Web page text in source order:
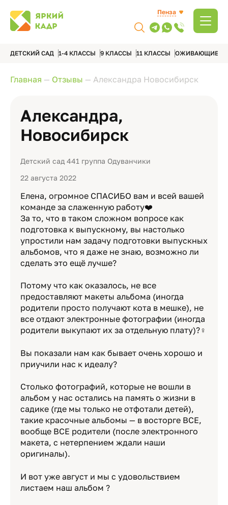
Пенза
ДЕТСКИЙ САД 1-4 КЛАССЫ 9 КЛАССЫ 11 КЛАССЫ ОЖИВАЮЩИЕ
Главная — Отзывы — Александра Новосибирск
Александра,
Новосибирск
Детский сад 441 группа Одуванчики
22 августа 2022
Елена, огромное СПАСИБО вам и всей вашей
команде за слаженную работу❤️
За то, что в таком сложном вопросе как
подготовка к выпускному, вы настолько
упростили нам задачу подготовки выпускных
альбомов, что я даже не знаю, возможно ли
сделать это ещё лучше?
Потому что как оказалось, не все
предоставляют макеты альбома (иногда
родители просто получают кота в мешке), не
все отдают электронные фотографии (иногда
родители выкупают их за отдельную плату)?‍♀️
Вы показали нам как бывает очень хорошо и
приучили нас к идеалу?
Столько фотографий, которые не вошли в
альбом у нас остались на память о жизни в
садике (где мы только не отфотали детей),
такие красочные альбомы — в восторге ВСЕ,
вообще ВСЕ родители (после электронного
макета, с нетерпением ждали наши
оригиналы).
И вот уже август и мы с удовольствием
листаем наш альбом ?